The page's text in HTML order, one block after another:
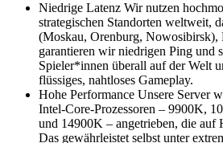
Niedrige Latenz Wir nutzen
strategischen Standorten weltweit,
(Moskau, Orenburg, Nowosibirsk),
garantieren wir niedrigen Ping und
Spieler*innen überall auf der Welt
flüssiges, nahtloses Gameplay.
Hohe Performance Unsere Server
Intel-Core-Prozessoren – 9900K,
und 14900K – angetrieben, die auf
Das gewährleistet selbst unter